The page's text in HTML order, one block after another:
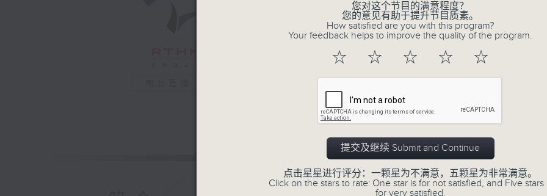
您喜欢这个节目吗?
主持人：郑子诚
有时候，太多嘅说话，挤压咗聆听嘅空间。
您对这个节目的满意程度？
您的意见有助于提升节目质素。
How satisfied are you with this program?
Your feedback helps to improve the quality of the program.
☆ ☆ ☆ ☆ ☆
提交及继续 Submit and Continue
点击星星进行评分：一颗星为不满意，五颗星为非常满意。
Click on the stars to rate: One star is for not satisfied, and Five stars
for very satisfied.